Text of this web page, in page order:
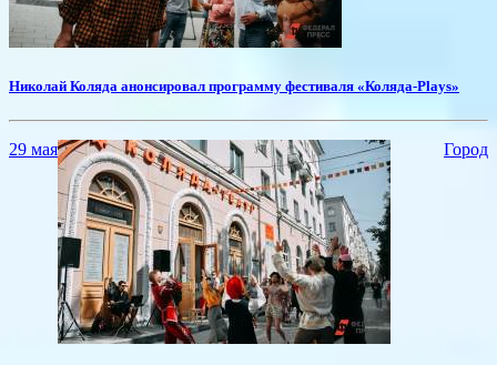
​Николай Коляда анонсировал программу фестиваля «Коляда-Plays»
29 мая Город